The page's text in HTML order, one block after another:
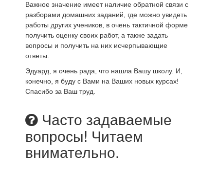
Важное значение имеет наличие обратной связи с
разборами домашних заданий, где можно увидеть
работы других учеников, в очень тактичной форме
получить оценку своих работ, а также задать
вопросы и получить на них исчерпывающие
ответы.
Эдуард, я очень рада, что нашла Вашу школу. И,
конечно, я буду с Вами на Ваших новых курсах!
Спасибо за Ваш труд.
Часто задаваемые
вопросы! Читаем
внимательно.